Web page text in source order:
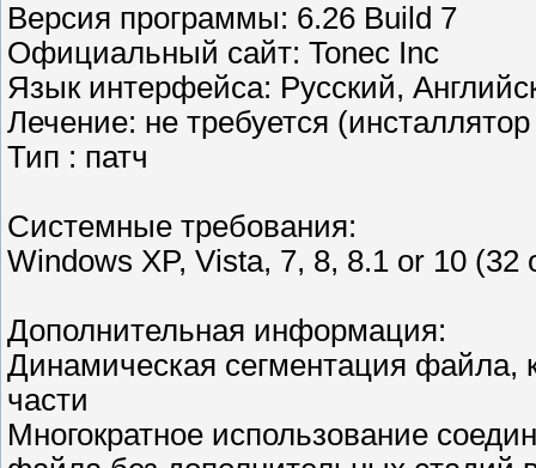
Версия программы: 6.26 Build 7
Официальный сайт: Tonec Inc
Язык интерфейса: Русский,
Лечение: не требуется
Тип : патч
Системные требования:
Windows XP, Vista, 7, 8, 8.1 or 10 (32
Дополнительная информация:
Динамическая сегментация файла,
части
Многократное использование